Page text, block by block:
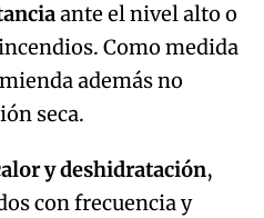
ante el nivel alto o
Como medida
además no
seca.
y deshidratación,
con frecuencia y